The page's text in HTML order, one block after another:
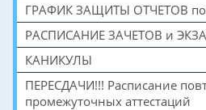
ГРАФИК ЗАЩИТЫ ОТЧЕТОВ по
РАСПИСАНИЕ ЗАЧЕТОВ и
КАНИКУЛЫ
ПЕРЕСДАЧИ!!! Расписание
промежуточных аттестаций